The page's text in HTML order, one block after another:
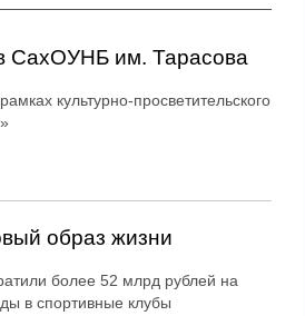
в СахОУНБ им. Тарасова
культурно-просветительского
образ жизни
более 52 млрд рублей на
в спортивные клубы